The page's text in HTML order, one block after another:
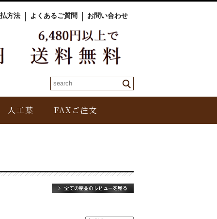
方法 よくあるご質問 お問い合わせ
人工葉 FAXご注文